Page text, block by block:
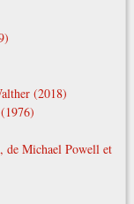
(2018)
de Michael Powell et